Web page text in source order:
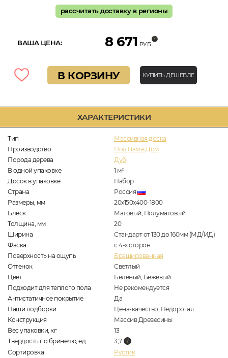
ХАРАКТЕРИСТИКИ
Тип
Массивная доска
Производство
Пол Вам в Дом
Порода дерева
Дуб
В одной упаковке
1 м2
Досок в упаковке
Набор
Страна
Россия
Размеры, мм
20х150х400-1800
Блеск
Матовый, Полуматовый
Толщина, мм
20
Ширина
Стандарт от 130 до 160мм (МД/ИД)
Фаска
с 4-х сторон
Поверхность на ощупь
Брашированная
Оттенок
Светлый
Цвет
Белёный, Бежевый
Подходит для теплого пола
Не рекомендуется
Антистатичное покрытие
Да
Наши подборки
Цена-качество, Недорогая
Конструкция
Массив Древесины
Вес упаковки, кг
13
Твердость по бринелю, ед
3,7
Сортировка
Рустик
рассчитать доставку в регионы
ВАША ЦЕНА: 8 671 РУБ.
В КОРЗИНУ КУПИТЬ ДЕШЕВЛЕ